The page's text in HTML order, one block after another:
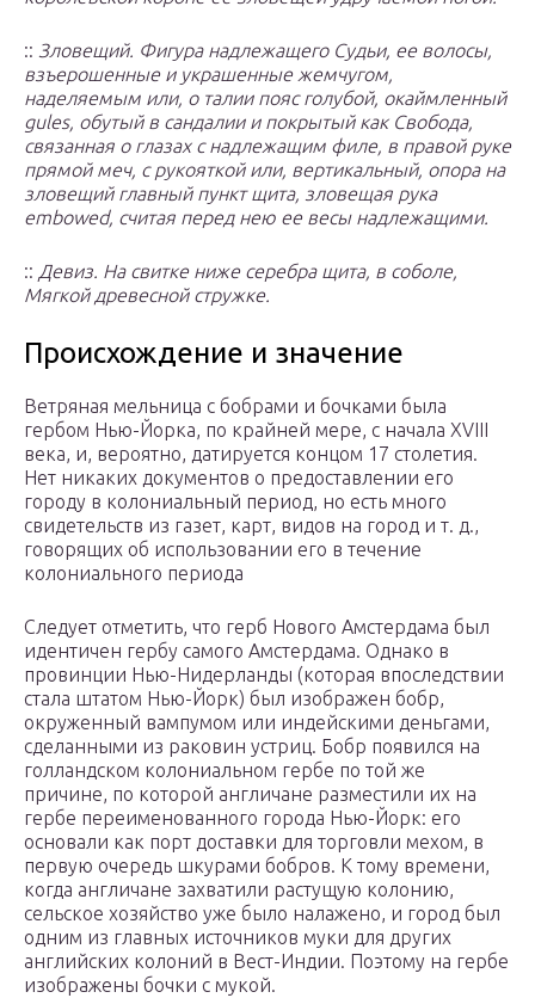
:: Зловещий. Фигура надлежащего Судьи, ее волосы,
взъерошенные и украшенные жемчугом,
наделяемым или, о талии пояс голубой, окаймленный
gules, обутый в сандалии и покрытый как Свобода,
связанная о глазах с надлежащим филе, в правой руке
прямой меч, с рукояткой или, вертикальный, опора на
зловещий главный пункт щита, зловещая рука
embowed, считая перед нею ее весы надлежащими.
:: Девиз. На свитке ниже серебра щита, в соболе,
Мягкой древесной стружке.
Происхождение и значение
Ветряная мельница с бобрами и бочками была
гербом Нью-Йорка, по крайней мере, с начала XVIII
века, и, вероятно, датируется концом 17 столетия.
Нет никаких документов о предоставлении его
городу в колониальный период, но есть много
свидетельств из газет, карт, видов на город и т. д.,
говорящих об использовании его в течение
колониального периода
Следует отметить, что герб Нового Амстердама был
идентичен гербу самого Амстердама. Однако в
провинции Нью-Нидерланды (которая впоследствии
стала штатом Нью-Йорк) был изображен бобр,
окруженный вампумом или индейскими деньгами,
сделанными из раковин устриц. Бобр появился на
голландском колониальном гербе по той же
причине, по которой англичане разместили их на
гербе переименованного города Нью-Йорк: его
основали как порт доставки для торговли мехом, в
первую очередь шкурами бобров. К тому времени,
когда англичане захватили растущую колонию,
сельское хозяйство уже было налажено, и город был
одним из главных источников муки для других
английских колоний в Вест-Индии. Поэтому на гербе
изображены бочки с мукой.